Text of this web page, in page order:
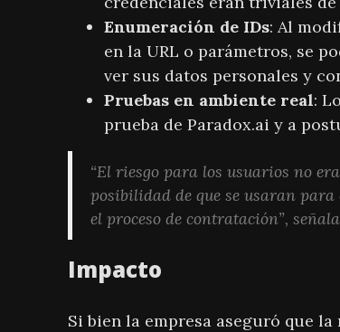
Enumeración de IDs: Al
en la URL o parámetros, se
ver sus datos personales y
Pruebas en ambiente real:
prueba de Paradox.ai y a
“El riesgo para los usuarios no
posibilidad de que se usaran
el proceso de contratación”,
Impacto
Si bien la empresa aseguró que